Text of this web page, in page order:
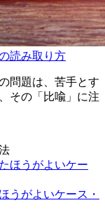
読み取り方
問題は、苦手とす
その「比喩」に注
うがよいケース・